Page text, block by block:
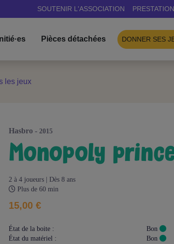
Initié·es Pièces détachées DONNER SES
SOUTENIR L'ASSOCIATION
les jeux
hasbro - 2015
monopoly
2 à 4 joueurs | Dès 8 ans
Plus de 60 min
15,00 €
État de la boite :
État du matériel :
Bon
Bon